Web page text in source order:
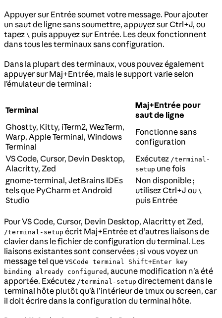
Appuyer sur Entrée soumet votre message. Pour ajouter
un saut de ligne sans soumettre, appuyez sur Ctrl+J, ou
tapez \ puis appuyez sur Entrée. Les deux fonctionnent
dans tous les terminaux sans configuration.
Dans la plupart des terminaux, vous pouvez également
appuyer sur Maj+Entrée, mais le support varie selon
l’émulateur de terminal :
Terminal
Maj+Entrée pour
saut de ligne
Ghostty, Kitty, iTerm2, WezTerm,
Warp, Apple Terminal, Windows
Terminal
Fonctionne sans
configuration
VS Code, Cursor, Devin Desktop,
Alacritty, Zed
Exécutez /terminal-
setup une fois
gnome-terminal, JetBrains IDEs
tels que PyCharm et Android
Studio
Non disponible ;
utilisez Ctrl+J ou \
puis Entrée
Pour VS Code, Cursor, Devin Desktop, Alacritty et Zed,
/terminal-setup écrit Maj+Entrée et d’autres liaisons de
clavier dans le fichier de configuration du terminal. Les
liaisons existantes sont conservées ; si vous voyez un
message tel que VSCode terminal Shift+Enter key
binding already configured , aucune modification n’a été
apportée. Exécutez /terminal-setup directement dans le
terminal hôte plutôt qu’à l’intérieur de tmux ou screen, car
il doit écrire dans la configuration du terminal hôte.